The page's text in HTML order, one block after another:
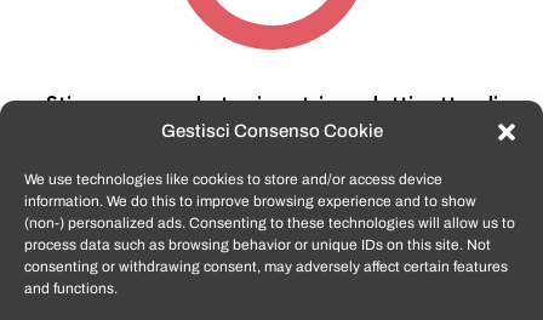
Gestisci Consenso Cookie
We use technologies like cookies to store and/or access device
information. We do this to improve browsing experience and to show
(non-) personalized ads. Consenting to these technologies will allow us to
process data such as browsing behavior or unique IDs on this site. Not
consenting or withdrawing consent, may adversely affect certain features
and functions.
Stiamo cercando tra i nostri prodotti, attendi
qualche secondo…
TomatoSmartphone.itè lo shop n.1 in italia per
smartphone ricondizionati garantiti e certificati
di tutte le marche,APPLE, SAMSUNG, HUAWEI,
ONEPLUS, XIAOMI e tanto altro